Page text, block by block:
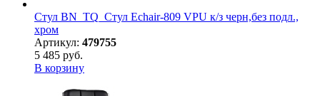
Стул BN_TQ_Стул Echair-809 VPU к/з черн,без подл.,
хром
Артикул: 479755
5 485 руб.
В корзину